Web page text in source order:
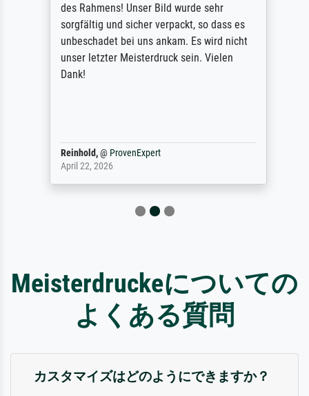
des Rahmens! Unser Bild wurde sehr
sorgfältig und sicher verpackt, so dass es
unbeschadet bei uns ankam. Es wird nicht
unser letzter Meisterdruck sein. Vielen
Dank!
Reinhold,@ProvenExpert
April 22, 2026
Meisterdruckeについての
よくある質問
カスタマイズはどのようにできますか？